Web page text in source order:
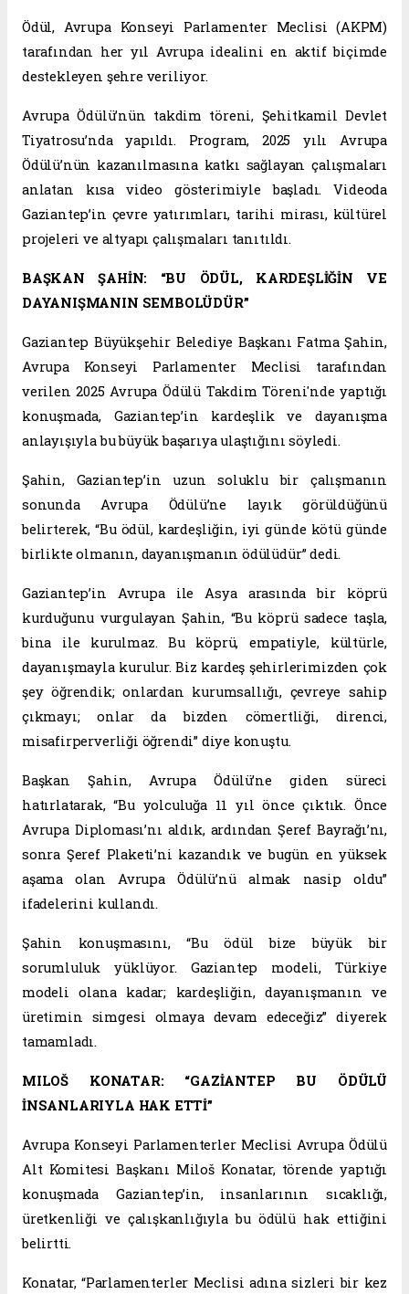
Ödül, Avrupa Konseyi Parlamenter Meclisi (AKPM)
tarafından her yıl Avrupa idealini en aktif biçimde
destekleyen şehre veriliyor.
Avrupa Ödülü’nün takdim töreni, Şehitkamil Devlet
Tiyatrosu’nda yapıldı. Program, 2025 yılı Avrupa
Ödülü’nün kazanılmasına katkı sağlayan çalışmaları
anlatan kısa video gösterimiyle başladı. Videoda
Gaziantep’in çevre yatırımları, tarihi mirası, kültürel
projeleri ve altyapı çalışmaları tanıtıldı.
BAŞKAN ŞAHİN: “BU ÖDÜL, KARDEŞLİĞİN VE
DAYANIŞMANIN SEMBOLÜDÜR”
Gaziantep Büyükşehir Belediye Başkanı Fatma Şahin,
Avrupa Konseyi Parlamenter Meclisi tarafından
verilen 2025 Avrupa Ödülü Takdim Töreni'nde yaptığı
konuşmada, Gaziantep’in kardeşlik ve dayanışma
anlayışıyla bu büyük başarıya ulaştığını söyledi.
Şahin, Gaziantep’in uzun soluklu bir çalışmanın
sonunda Avrupa Ödülü’ne layık görüldüğünü
belirterek, “Bu ödül, kardeşliğin, iyi günde kötü günde
birlikte olmanın, dayanışmanın ödülüdür” dedi.
Gaziantep’in Avrupa ile Asya arasında bir köprü
kurduğunu vurgulayan Şahin, “Bu köprü sadece taşla,
bina ile kurulmaz. Bu köprü, empatiyle, kültürle,
dayanışmayla kurulur. Biz kardeş şehirlerimizden çok
şey öğrendik; onlardan kurumsallığı, çevreye sahip
çıkmayı; onlar da bizden cömertliği, direnci,
misafirperverliği öğrendi” diye konuştu.
Başkan Şahin, Avrupa Ödülü’ne giden süreci
hatırlatarak, “Bu yolculuğa 11 yıl önce çıktık. Önce
Avrupa Diploması’nı aldık, ardından Şeref Bayrağı’nı,
sonra Şeref Plaketi’ni kazandık ve bugün en yüksek
aşama olan Avrupa Ödülü’nü almak nasip oldu”
ifadelerini kullandı.
Şahin konuşmasını, “Bu ödül bize büyük bir
sorumluluk yüklüyor. Gaziantep modeli, Türkiye
modeli olana kadar; kardeşliğin, dayanışmanın ve
üretimin simgesi olmaya devam edeceğiz” diyerek
tamamladı.
MILOŠ KONATAR: “GAZİANTEP BU ÖDÜLÜ
İNSANLARIYLA HAK ETTİ”
Avrupa Konseyi Parlamenterler Meclisi Avrupa Ödülü
Alt Komitesi Başkanı Miloš Konatar, törende yaptığı
konuşmada Gaziantep’in, insanlarının sıcaklığı,
üretkenliği ve çalışkanlığıyla bu ödülü hak ettiğini
belirtti.
Konatar, “Parlamenterler Meclisi adına sizleri bir kez